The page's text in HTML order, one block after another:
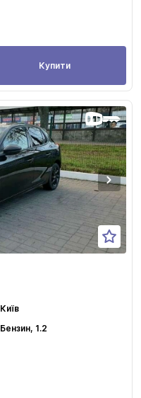
Купити
Київ
Бензин, 1.2